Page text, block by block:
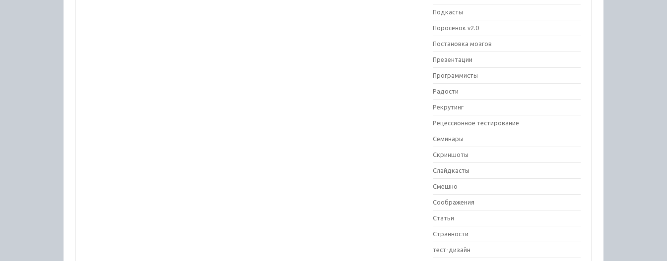
Подкасты
Поросенок v2.0
Постановка мозгов
Презентации
Программисты
Радости
Рекрутинг
Рецессионное тестирование
Семинары
Скриншоты
Слайдкасты
Смешно
Соображения
Статьи
Странности
тест-дизайн